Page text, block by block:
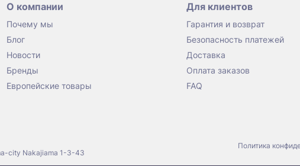
О компании
Почему мы
Блог
Новости
Бренды
Европейские товары
Для клиентов
Гарантия и возврат
Безопасность платежей
Доставка
Оплата заказов
FAQ
city Nakajiama 1-3-43
Политика